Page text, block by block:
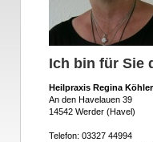
Ich bin für Sie
Heilpraxis Regina Köhler
An den Havelauen 39
14542 Werder (Havel)
Telefon: 03327 44994